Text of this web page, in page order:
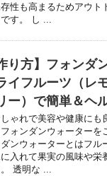
性も高まるためアウト
す。 し ...
り方】フォンダ
イフルーツ（レ
ー）で簡単＆ヘ
しゃれで美容や健康に
ォンダンウォーターを
ダンウォーターとはフル
入れて果実の風味や栄
透明な ...